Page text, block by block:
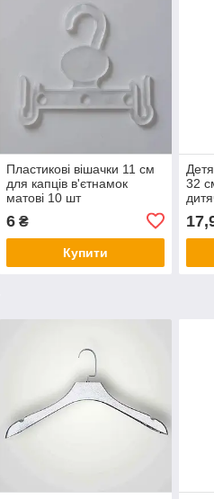
Пластикові вішачки 11 см
для капців в'єтнамок
матові 10 шт
6₴
Купити
32